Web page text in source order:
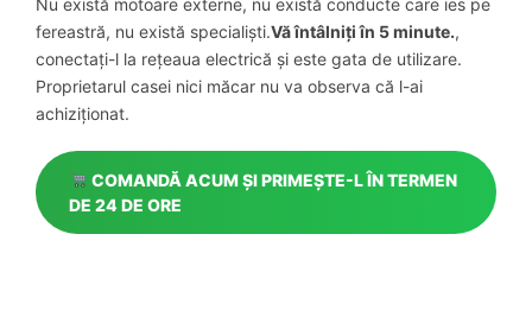
fereastră, nu există specialiști.Vă întâlniți în 5 minute.,
conectați-l la rețeaua electrică și este gata de utilizare.
Proprietarul casei nici măcar nu va observa că l-ai
achiziționat.
COMANDĂ ACUM ȘI PRIMEȘTE-L ÎN TERMEN
DE 24 DE ORE